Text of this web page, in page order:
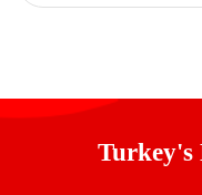
Kupa/Bardak Seti
Turkey's